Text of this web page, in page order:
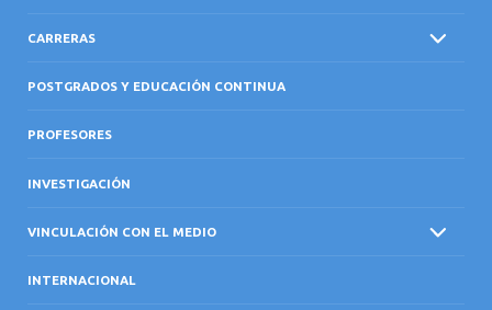
CARRERAS
POSTGRADOS Y EDUCACIÓN CONTINUA
PROFESORES
INVESTIGACIÓN
VINCULACIÓN CON EL MEDIO
INTERNACIONAL